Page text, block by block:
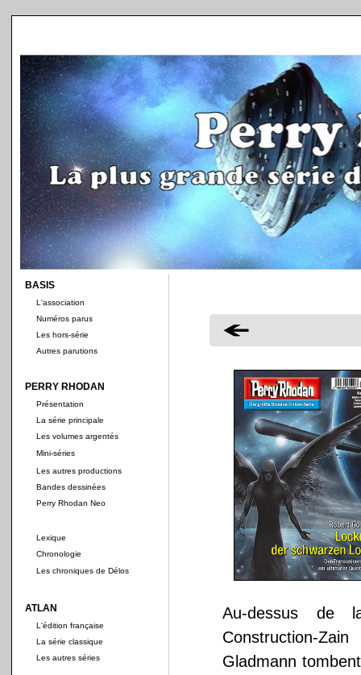
BASIS
L'association
Numéros parus
Les hors-série
Autres parutions
PERRY RHODAN
Présentation
La série principale
Les volumes argentés
Mini-séries
Les autres productions
Bandes dessinées
Perry Rhodan Neo
Lexique
Chronologie
Les chroniques de Délos
ATLAN
L'édition française
La série classique
Les autres séries
Au-dessus de
Construction-
Gladmann